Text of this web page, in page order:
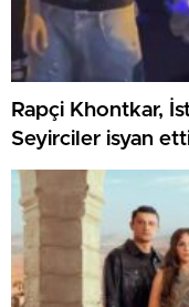
Rapçi Khontkar,
Seyirciler isyan